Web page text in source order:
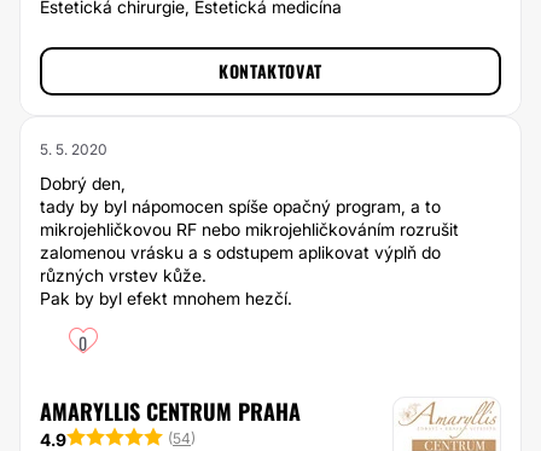
Estetická chirurgie, Estetická medicína
KONTAKTOVAT
5. 5. 2020
Dobrý den,
tady by byl nápomocen spíše opačný program, a to
mikrojehličkovou RF nebo mikrojehličkováním rozrušit
zalomenou vrásku a s odstupem aplikovat výplň do
různých vrstev kůže.
Pak by byl efekt mnohem hezčí.
0
AMARYLLIS CENTRUM PRAHA
4.9 (54)